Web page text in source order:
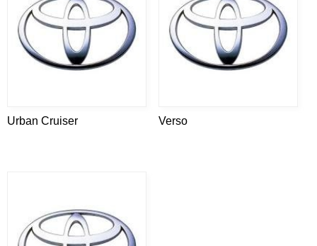
Urban Cruiser Verso